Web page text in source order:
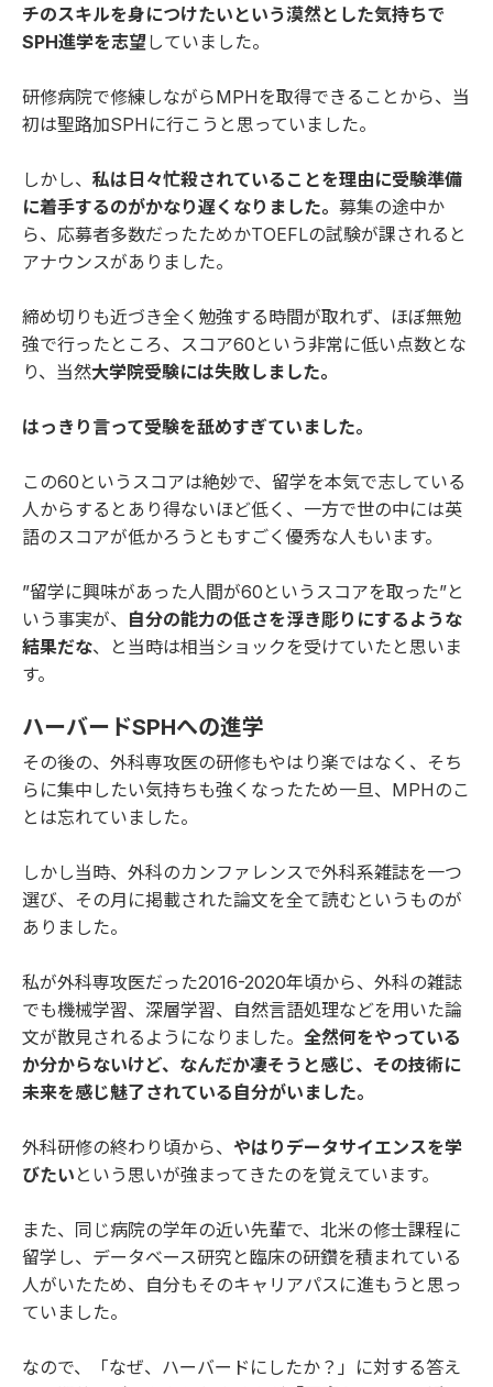
チのスキルを身につけたいという漠然とした気持ちで
SPH進学を志望していました。
研修病院で修練しながらMPHを取得できることから、当
初は聖路加SPHに行こうと思っていました。
しかし、 私は日々忙殺されていることを理由に受験準備
に着手するのがかなり遅くなりました。 募集の途中か
ら、応募者多数だったためかTOEFLの試験が課されると
アナウンスがありました。
締め切りも近づき全く勉強する時間が取れず、ほぼ無勉
強で行ったところ、スコア60という非常に低い点数とな
り、当然大学院受験には失敗しました。
はっきり言って受験を舐めすぎていました。
この60というスコアは絶妙で、留学を本気で志している
人からするとあり得ないほど低く、一方で世の中には英
語のスコアが低かろうともすごく優秀な人もいます。
”留学に興味があった人間が60というスコアを取った”と
いう事実が、 自分の能力の低さを浮き彫りにするような
結果だな、と当時は相当ショックを受けていたと思いま
す。
ハーバードSPHへの進学
その後の、外科専攻医の研修もやはり楽ではなく、そち
らに集中したい気持ちも強くなったため一旦、MPHのこ
とは忘れていました。
しかし当時、外科のカンファレンスで外科系雑誌を一つ
選び、その月に掲載された論文を全て読むというものが
ありました。
私が外科専攻医だった2016-2020年頃から、外科の雑誌
でも機械学習、深層学習、自然言語処理などを用いた論
文が散見されるようになりました。 全然何をやっている
か分からないけど、なんだか凄そうと感じ、その技術に
未来を感じ魅了されている自分がいました。
外科研修の終わり頃から、 やはりデータサイエンスを学
びたい という思いが強まってきたのを覚えています。
また、同じ病院の学年の近い先輩で、北米の修士課程に
留学し、データベース研究と臨床の研鑽を積まれている
人がいたため、自分もそのキャリアパスに進もうと思っ
ていました。
なので、「なぜ、ハーバードにしたか？」に対する答え